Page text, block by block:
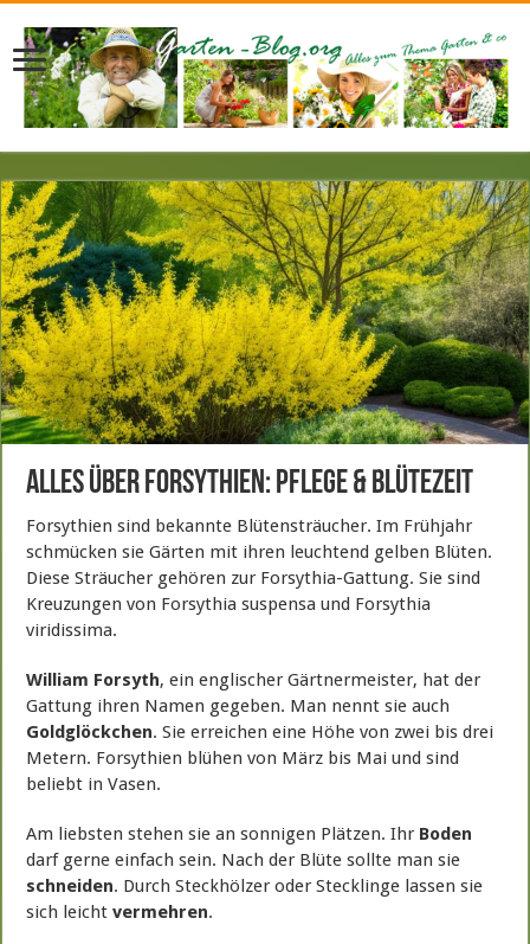
Alles über Forsythien: Pflege & Blütezeit
Forsythien sind bekannte Blütensträucher. Im Frühjahr
schmücken sie Gärten mit ihren leuchtend gelben Blüten.
Diese Sträucher gehören zur Forsythia-Gattung. Sie sind
Kreuzungen von Forsythia suspensa und Forsythia
viridissima.
William Forsyth, ein englischer Gärtnermeister, hat der
Gattung ihren Namen gegeben. Man nennt sie auch
Goldglöckchen. Sie erreichen eine Höhe von zwei bis drei
Metern. Forsythien blühen von März bis Mai und sind
beliebt in Vasen.
Am liebsten stehen sie an sonnigen Plätzen. Ihr Boden
darf gerne einfach sein. Nach der Blüte sollte man sie
schneiden. Durch Steckhölzer oder Stecklinge lassen sie
sich leichtvermehren.